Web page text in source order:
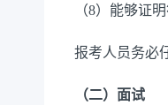
（8）能够证
报考人员务必
（二）面试